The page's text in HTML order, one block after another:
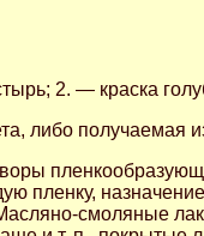
2. — краска
либо получаемая
пленку,
смоляные